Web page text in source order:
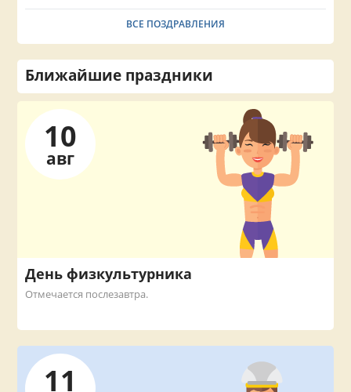
ВСЕ ПОЗДРАВЛЕНИЯ
Ближайшие праздники
10
авг
День физкультурника
Отмечается послезавтра.
11